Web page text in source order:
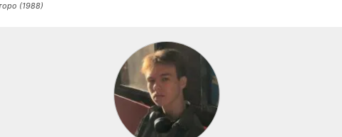
(1988)